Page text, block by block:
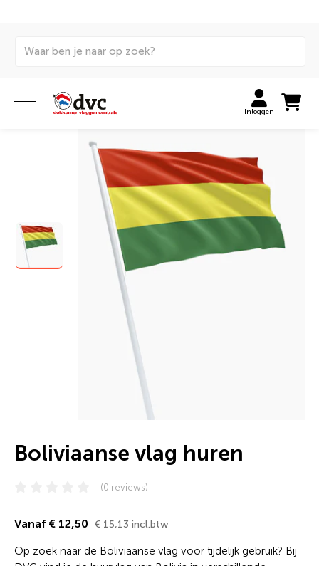
Inloggen
Boliviaanse vlag huren
(0 reviews)
Vanaf € 12,50 € 15,13 incl.btw
Op zoek naar de Boliviaanse vlag voor tijdelijk gebruik? Bij